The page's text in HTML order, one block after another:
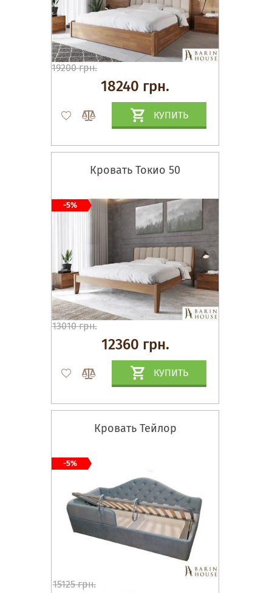
19200 грн.
18240 грн.
КУПИТЬ
Кровать Токио 50
13010 грн.
12360 грн.
КУПИТЬ
-5%
Кровать Тейлор
15125 грн.
-5%